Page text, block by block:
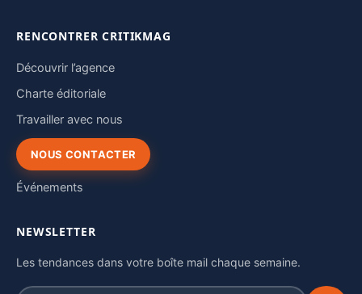
RENCONTRER CRITIKMAG
Découvrir l’agence
Charte éditoriale
Travailler avec nous
NOUS CONTACTER
Événements
NEWSLETTER
Les tendances dans votre boîte mail chaque semaine.